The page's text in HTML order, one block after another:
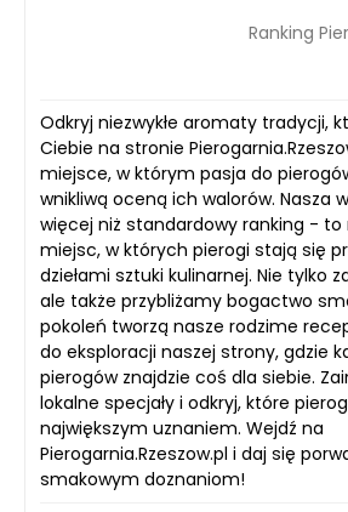
Ranking
Odkryj niezwykłe aromaty tradycji,
Ciebie na stronie
miejsce, w którym pasja do
wnikliwą oceną ich walorów. Nasza
więcej niż standardowy ranking - to
miejsc, w których pierogi stają się
dziełami sztuki kulinarnej. Nie tylko
ale także przybliżamy bogactwo
pokoleń tworzą nasze rodzime
do eksploracji naszej strony, gdzie
pierogów znajdzie coś dla siebie.
lokalne specjały i odkryj, które
największym uznaniem. Wejdź na
Pierogarnia.Rzeszow.pl i daj się
smakowym doznaniom!